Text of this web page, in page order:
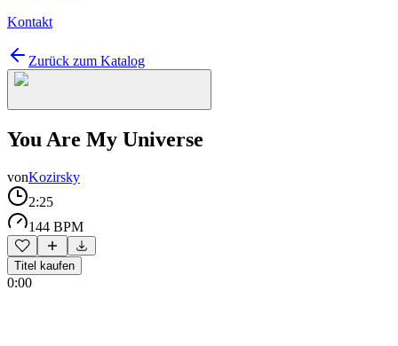
Kontakt
Zurück zum Katalog
You Are My Universe
vonKozirsky
2:25
144 BPM
Titel kaufen
0:00